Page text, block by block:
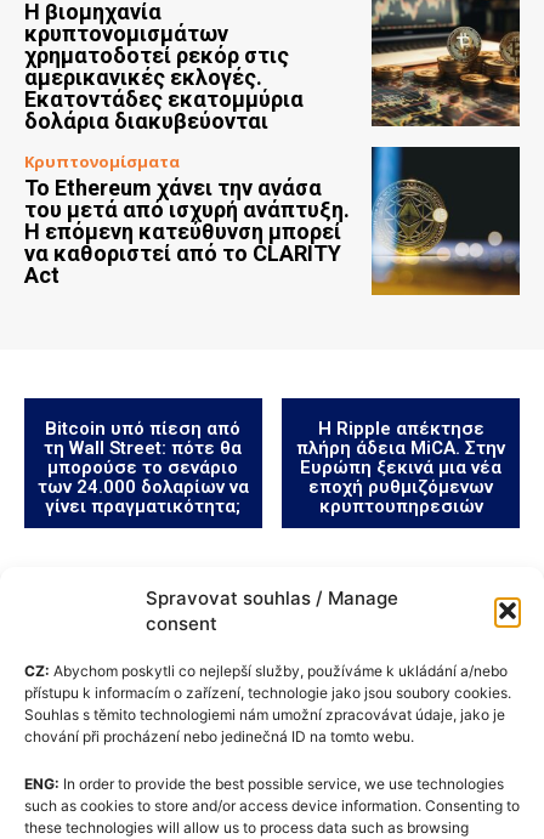
Spravovat souhlas / Manage
consent
CZ: Abychom poskytli co nejlepší služby, používáme k ukládání a/nebo
přístupu k informacím o zařízení, technologie jako jsou soubory cookies.
Souhlas s těmito technologiemi nám umožní zpracovávat údaje, jako je
chování při procházení nebo jedinečná ID na tomto webu.
ENG: In order to provide the best possible service, we use technologies
such as cookies to store and/or access device information. Consenting to
these technologies will allow us to process data such as browsing
Η βιομηχανία
κρυπτονομισμάτων
χρηματοδοτεί ρεκόρ στις
αμερικανικές εκλογές.
Εκατοντάδες εκατομμύρια
δολάρια διακυβεύονται
Κρυπτονομίσματα
Το Ethereum χάνει την ανάσα
του μετά από ισχυρή ανάπτυξη.
Η επόμενη κατεύθυνση μπορεί
να καθοριστεί από το CLARITY
Act
Bitcoin υπό πίεση από
τη Wall Street: πότε θα
μπορούσε το σενάριο
των 24.000 δολαρίων να
γίνει πραγματικότητα;
Η Ripple απέκτησε
πλήρη άδεια MiCA. Στην
Ευρώπη ξεκινά μια νέα
εποχή ρυθμιζόμενων
κρυπτουπηρεσιών
Πολιτική cookie (ΕΕ)